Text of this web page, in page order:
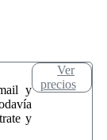
y
y
Ver
precios